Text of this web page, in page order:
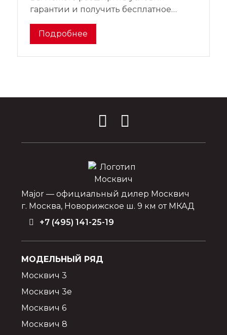
гарантии и получить бесплатное
Подробнее
Major — официальный дилер Москвич
г. Москва, Новорижское ш. 9 км от МКАД
+7 (495) 141-25-19
МОДЕЛЬНЫЙ РЯД
Москвич 3
Москвич 3e
Москвич 6
Москвич 8